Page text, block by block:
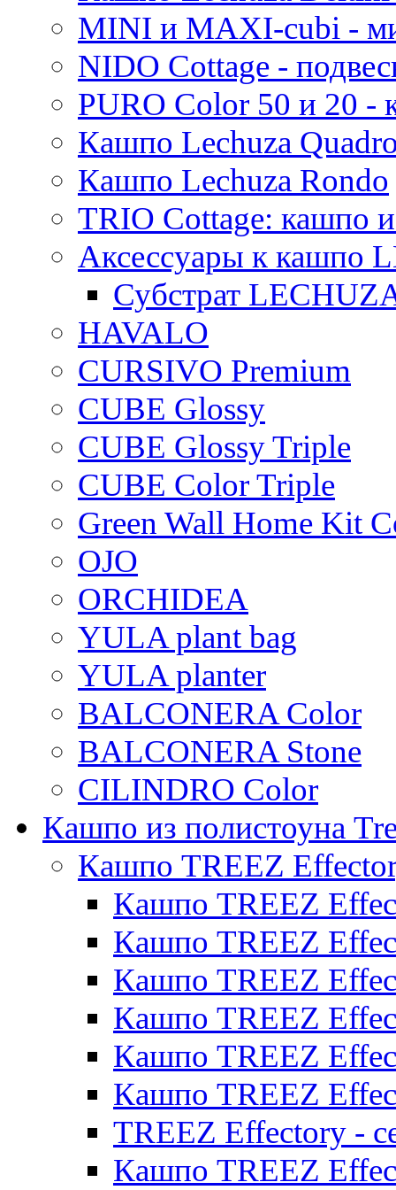
MINI и MAXI-cubi -
NIDO Cottage -
PURO Color 50 и 20
Кашпо Lechuza
Кашпо Lechuza Rondo
TRIO Cottage: кашпо
Аксессуары к кашпо
Субстрат
HAVALO
CURSIVO Premium
CUBE Glossy
CUBE Glossy Triple
CUBE Color Triple
Green Wall Home Kit
OJO
ORCHIDEA
YULA plant bag
YULA planter
BALCONERA Color
BALCONERA Stone
CILINDRO Color
Кашпо из полистоуна
Кашпо TREEZ
Кашпо TREEZ
Кашпо TREEZ
Кашпо TREEZ
Кашпо TREEZ
Кашпо TREEZ
Кашпо TREEZ
TREEZ Effectory -
Кашпо TREEZ